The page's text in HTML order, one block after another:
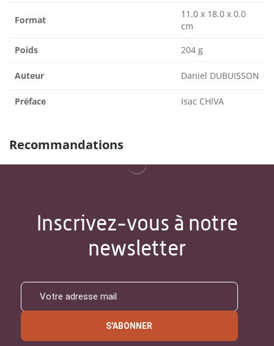
Format
11.0 x 18.0 x 0.0
cm
Poids 204 g
Auteur Daniel DUBUISSON
Préface Isac CHIVA
Recommandations
Inscrivez-vous à notre
newsletter
S'ABONNER